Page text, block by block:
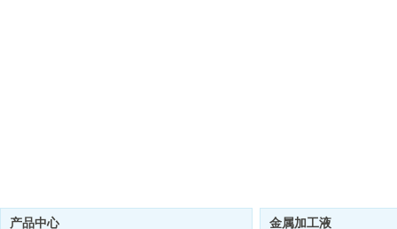
产品中心 金属加工液